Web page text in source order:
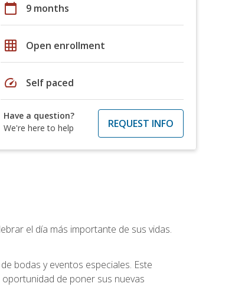
calendar_today 9 months
grid_on Open enrollment
speed Self paced
Have a question?
We're here to help
REQUEST INFO
el día más importante de sus vidas.
bodas y eventos especiales. Este
de poner sus nuevas